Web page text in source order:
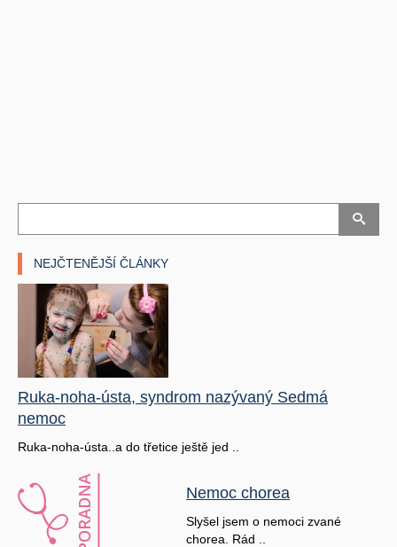
NEJČTENĚJŠÍ ČLÁNKY
Ruka-noha-ústa, syndrom nazývaný Sedmá
nemoc
Ruka-noha-ústa..a do třetice ještě jed ..
Nemoc chorea
Slyšel jsem o nemoci zvané
chorea. Rád ..